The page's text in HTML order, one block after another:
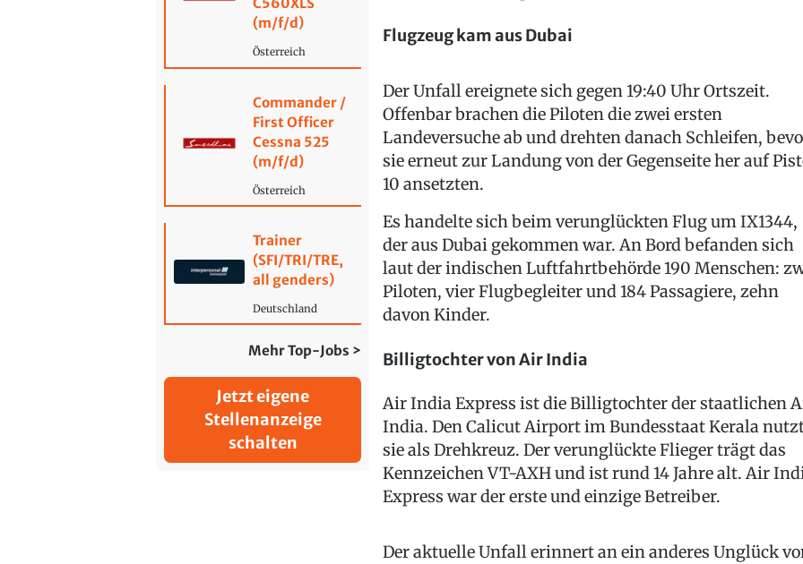
C560XLS
(m/f/d)
Österreich
Commander /
First Officer
Cessna 525
(m/f/d)
Österreich
Trainer
(SFI/TRI/TRE,
all genders)
Deutschland
Mehr Top-Jobs >
Jetzt eigene
Stellenanzeige
schalten
Flugzeug kam aus Dubai
Der Unfall ereignete sich gegen 19:40 Uhr Ortszeit.
Offenbar brachen die Piloten die zwei ersten
Landeversuche ab und drehten danach Schleifen,
sie erneut zur Landung von der Gegenseite her auf
10 ansetzten.
Es handelte sich beim verunglückten Flug um IX1344,
der aus Dubai gekommen war. An Bord befanden sich
laut der indischen Luftfahrtbehörde 190 Menschen:
Piloten, vier Flugbegleiter und 184 Passagiere, zehn
davon Kinder.
Billigtochter von Air India
Air India Express ist die Billigtochter der staatlichen
India. Den Calicut Airport im Bundesstaat Kerala
sie als Drehkreuz. Der verunglückte Flieger trägt das
Kennzeichen VT-AXH und ist rund 14 Jahre alt. Air
Express war der erste und einzige Betreiber.
Der aktuelle Unfall erinnert an ein anderes Unglück